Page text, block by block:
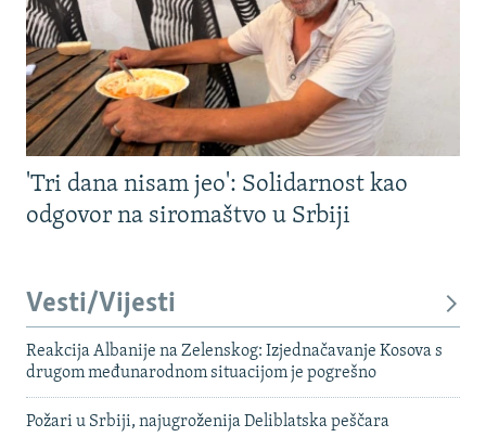
'Tri dana nisam jeo': Solidarnost kao
odgovor na siromaštvo u Srbiji
Vesti/Vijesti
Reakcija Albanije na Zelenskog: Izjednačavanje Kosova s ​​
drugom međunarodnom situacijom je pogrešno
Požari u Srbiji, najugroženija Deliblatska peščara